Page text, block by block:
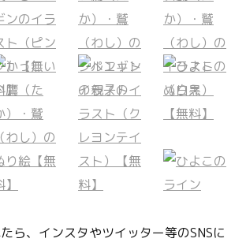
ら、インスタやツイッター等のSNSに